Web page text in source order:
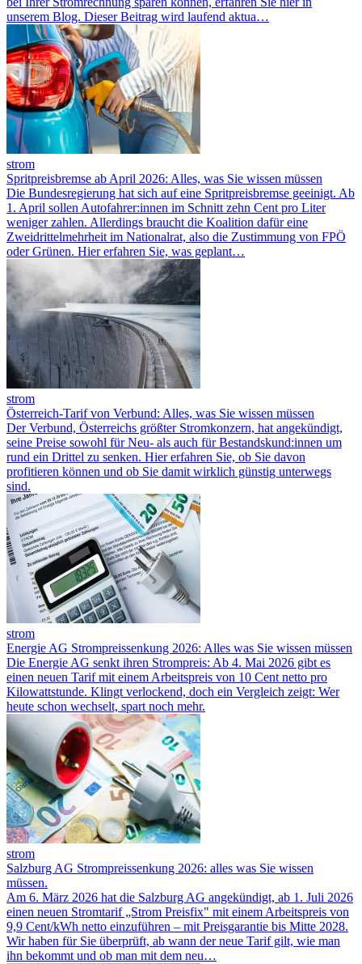
unserem Blog. Dieser Beitrag wird laufend aktua…
strom
Spritpreisbremse ab April 2026: Alles, was Sie wissen müssen
Die Bundesregierung hat sich auf eine Spritpreisbremse geeinigt. Ab
1. April sollen Autofahrer:innen im Schnitt zehn Cent pro Liter
weniger zahlen. Allerdings braucht die Koalition dafür eine
Zweidrittelmehrheit im Nationalrat, also die Zustimmung von FPÖ
oder Grünen. Hier erfahren Sie, was geplant…
strom
Österreich-Tarif von Verbund: Alles, was Sie wissen müssen
Der Verbund, Österreichs größter Stromkonzern, hat angekündigt,
seine Preise sowohl für Neu- als auch für Bestandskund:innen um
rund ein Drittel zu senken. Hier erfahren Sie, ob Sie davon
profitieren können und ob Sie damit wirklich günstig unterwegs
sind.
strom
Energie AG Strompreissenkung 2026: Alles was Sie wissen müssen
Die Energie AG senkt ihren Strompreis: Ab 4. Mai 2026 gibt es
einen neuen Tarif mit einem Arbeitspreis von 10 Cent netto pro
Kilowattstunde. Klingt verlockend, doch ein Vergleich zeigt: Wer
heute schon wechselt, spart noch mehr.
strom
Salzburg AG Strompreissenkung 2026: alles was Sie wissen
müssen.
Am 6. März 2026 hat die Salzburg AG angekündigt, ab 1. Juli 2026
einen neuen Stromtarif „Strom Preisfix" mit einem Arbeitspreis von
9,9 Cent/kWh netto einzuführen – mit Preisgarantie bis Mitte 2028.
Wir haben für Sie überprüft, ab wann der neue Tarif gilt, wie man
ihn bekommt und ob man mit dem neu…